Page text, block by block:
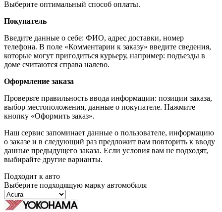
Выберите оптимальный способ оплаты.
Покупатель
Введите данные о себе: ФИО, адрес доставки, номер
телефона. В поле «Комментарии к заказу» введите сведения,
которые могут пригодиться курьеру, например: подъезды в
доме считаются справа налево.
Оформление заказа
Проверьте правильность ввода информации: позиции заказа,
выбор местоположения, данные о покупателе. Нажмите
кнопку «Оформить заказ».
Наш сервис запоминает данные о пользователе, информацию
о заказе и в следующий раз предложит вам повторить к вводу
данные предыдущего заказа. Если условия вам не подходят,
выбирайте другие варианты.
Подходит к авто
Выберите подходящую марку автомобиля